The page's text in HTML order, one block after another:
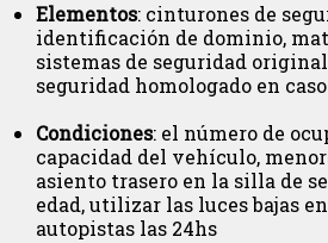
Elementos: cinturones de
identificación de dominio,
sistemas de seguridad
seguridad homologado en
Condiciones: el número de
capacidad del vehículo,
asiento trasero en la silla de
edad, utilizar las luces bajas
autopistas las 24hs